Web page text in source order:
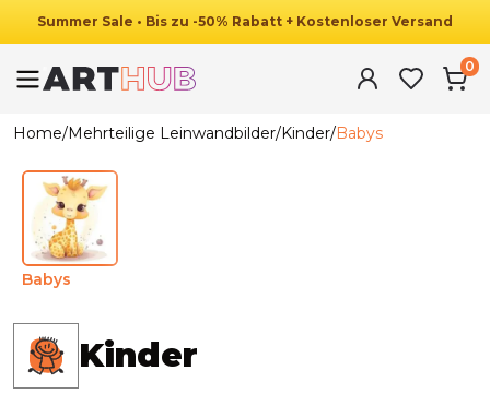
Summer Sale • Bis zu -50% Rabatt + Kostenloser Versand
0
Home/Mehrteilige Leinwandbilder/Kinder/Babys
Babys
Kinder